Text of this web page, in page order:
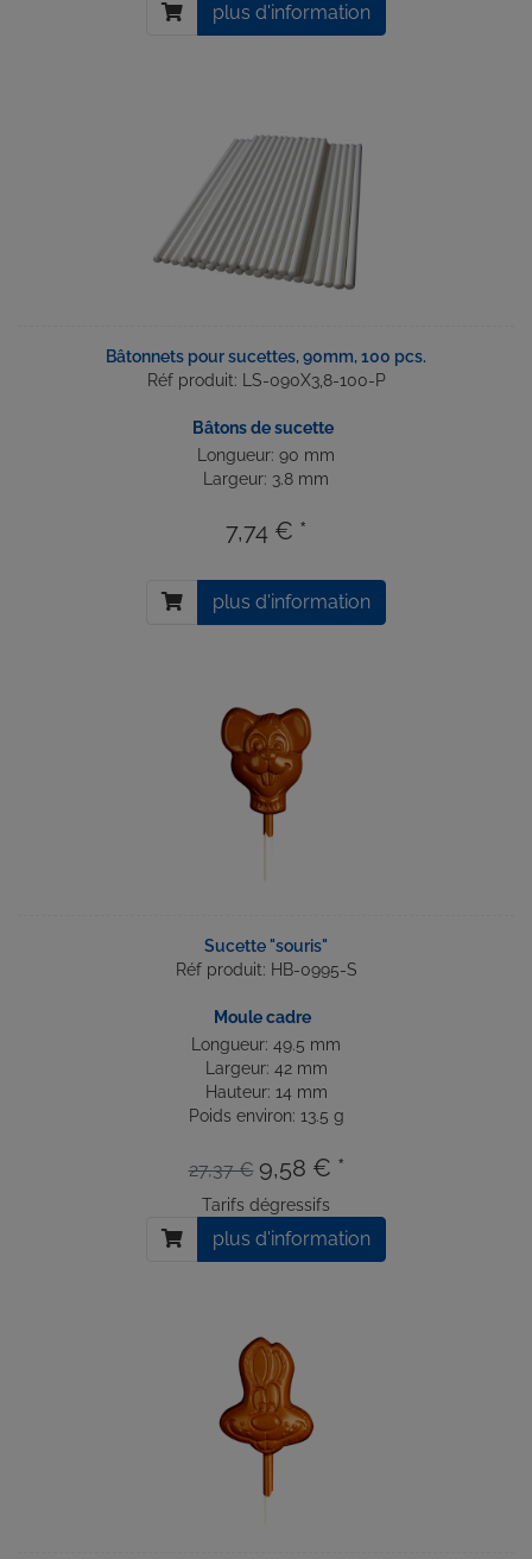
plus d'information
Bâtonnets pour sucettes, 90mm, 100 pcs.
Réf produit: LS-090X3,8-100-P
Bâtons de sucette
Longueur: 90 mm
Largeur: 3.8 mm
7,74 € *
plus d'information
Sucette "souris"
Réf produit: HB-0995-S
Moule cadre
Longueur: 49.5 mm
Largeur: 42 mm
Hauteur: 14 mm
Poids environ: 13.5 g
27,37 € 9,58 € *
Tarifs dégressifs
plus d'information